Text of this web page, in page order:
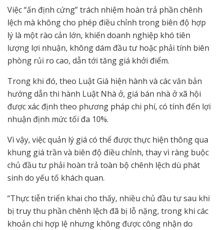
Việc “ấn định cứng” trách nhiệm hoàn trả phần chênh
lệch mà không cho phép điều chỉnh trong biên độ hợp
lý là một rào cản lớn, khiến doanh nghiệp khó tiên
lượng lợi nhuận, không dám đầu tư hoặc phải tính biên
phòng rủi ro cao, dẫn tới tăng giá khởi điểm.
Trong khi đó, theo Luật Giá hiện hành và các văn bản
hướng dẫn thi hành Luật Nhà ở, giá bán nhà ở xã hội
được xác định theo phương pháp chi phí, có tính đến lợi
nhuận định mức tối đa 10%.
Vì vậy, việc quản lý giá có thể được thực hiện thông qua
khung giá trần và biên độ điều chỉnh, thay vì ràng buộc
chủ đầu tư phải hoàn trả toàn bộ chênh lệch dù phát
sinh do yếu tố khách quan.
“Thực tiễn triển khai cho thấy, nhiều chủ đầu tư sau khi
bị truy thu phần chênh lệch đã bị lỗ nặng, trong khi các
khoản chi hợp lệ nhưng không được công nhận do